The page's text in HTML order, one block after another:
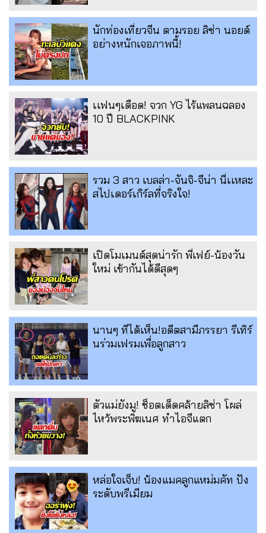
นักท่องเที่ยวจีน ตามรอย ลิซ่า นอยด์
อย่างหนักเจอภาพนี้!
เเฟนๆเดือด! จวก YG ไร้แพลนฉลอง
10 ปี BLACKPINK
รวม 3 สาว เบลล่า-จันจิ-จีน่า นี่เเหละ
สไปเดอร์เกิร์ลที่จริงใจ!
เปิดโมเมนต์สุดน่ารัก พี่เฟย์-น้องวัน
ใหม่ เข้ากันได้ดีสุดๆ
นานๆ ทีได้เห็น!อดีตสามีภรรยา รีเทิร์
นร่วมเฟรมเพื่อลูกสาว
ตัวแม่ยังมู! ช็อตเด็ดคล้ายลิซ่า โผล่
ไหว้พระพิฆเนศ ทำไอจีแตก
หล่อใจเจ็บ! น้องแมคลูกแหม่มคัท ปัง
ระดับพรีเมียม